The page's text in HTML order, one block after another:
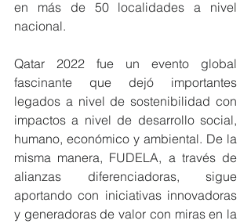
en más de 50 localidades a nivel
nacional.
Qatar 2022 fue un evento global
fascinante que dejó importantes
legados a nivel de sostenibilidad con
impactos a nivel de desarrollo social,
humano, económico y ambiental. De la
misma manera, FUDELA, a través de
alianzas diferenciadoras, sigue
aportando con iniciativas innovadoras
y generadoras de valor con miras en la